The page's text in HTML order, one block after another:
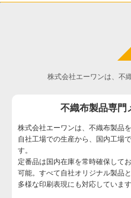
株式会社エーワンは、不
不織布製品専門
株式会社エーワンは、不織布製品
自社工場での生産から、国内工場
す。
定番品は国内在庫を常時確保して
可能。すべて自社オリジナル製品
多様な印刷表現にも対応しています